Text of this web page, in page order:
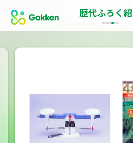
歴代ふろく